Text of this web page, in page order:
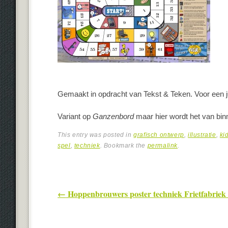
Gemaakt in opdracht van Tekst & Teken. Voor
Variant opGanzenbordmaar hier wordt het van
This entry was posted ingrafisch ontwerp,illustratie,
spel, techniek. Bookmark the permalink.
Post navigation
← Hoppenbrouwers poster techniek Frietfabriek